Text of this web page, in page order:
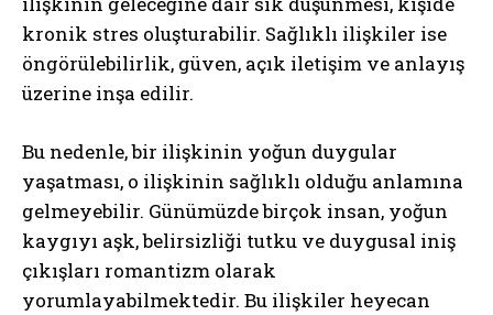
kronik stres oluşturabilir. Sağlıklı ilişkiler ise
öngörülebilirlik, güven, açık iletişim ve anlayış
üzerine inşa edilir.
Bu nedenle, bir ilişkinin yoğun duygular
yaşatması, o ilişkinin sağlıklı olduğu anlamına
gelmeyebilir. Günümüzde birçok insan, yoğun
kaygıyı aşk, belirsizliği tutku ve duygusal iniş
çıkışları romantizm olarak
yorumlayabilmektedir. Bu ilişkiler heyecan